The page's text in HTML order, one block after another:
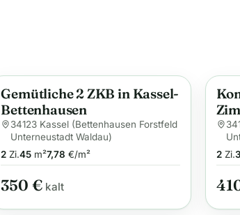
Anzeige
Gemütliche 2 ZKB in Kassel-
Bettenhausen
34123 Kassel (Bettenhausen Forstfeld
Unterneustadt Waldau)
2 Zi.45 m²7,78 €/m²
350 € kalt
2Zi.